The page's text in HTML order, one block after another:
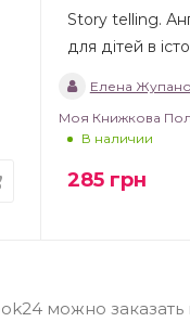
Story telling.
для дітей в
Елена
Моя Книжкова
В наличии
285грн
можно